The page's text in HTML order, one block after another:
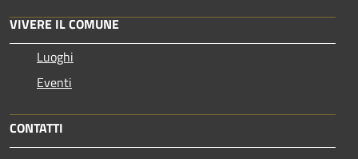
VIVERE IL COMUNE
Luoghi
Eventi
CONTATTI